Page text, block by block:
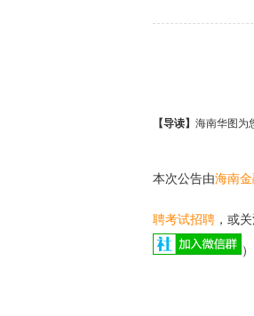
【导读】 海南华图为
本次公告由海南
聘考试招聘 ，或